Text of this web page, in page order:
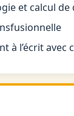
et calcul de
à l’écrit avec